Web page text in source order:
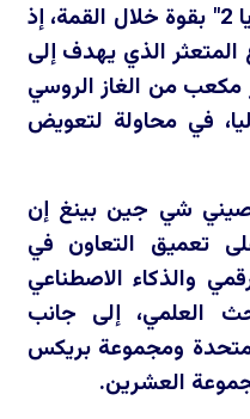
وحضر مشروع "قوة سيبيريا 2" بقوة خلال القمة، إذ
الذي يهدف إلى
50 مليار متر مكعب من الغاز الروسي
في محاولة لتعويض
شي جين بينغ إن
تعميق التعاون في
والذكاء الاصطناعي
العلمي، إلى جانب
ومجموعة بريكس
العشرين.